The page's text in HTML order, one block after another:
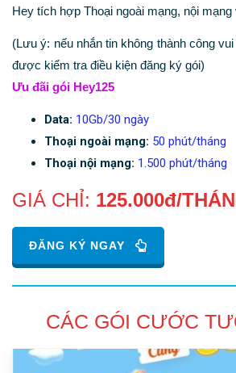
Hey tích hợp Thoại ngoài mạng, nội
(Lưu ý: nếu nhắn tin không thành công
được kiểm tra điều kiện đăng ký gói)
Ưu đãi gói Hey125
Data: 10Gb/30 ngày
Thoại ngoài mạng: 50 phút/tháng
Thoại nội mạng: 1.500 phút/tháng
GIÁ CHỈ: 125.000đ/
ĐĂNG KÝ NGAY
CÁC GÓI CƯỚC